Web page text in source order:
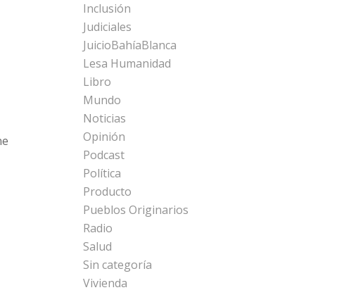
Inclusión
Judiciales
JuicioBahíaBlanca
Lesa Humanidad
Libro
Mundo
Noticias
Opinión
Podcast
Política
Producto
Pueblos Originarios
Radio
Salud
Sin categoría
Vivienda